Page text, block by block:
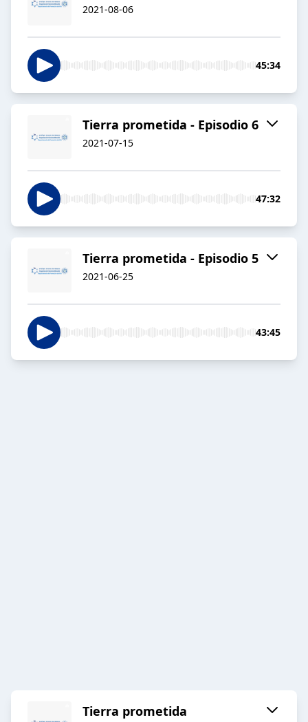
2021-08-06
45:34
Tierra prometida - Episodio 6
2021-07-15
47:32
Tierra prometida - Episodio 5
2021-06-25
43:45
Tierra prometida